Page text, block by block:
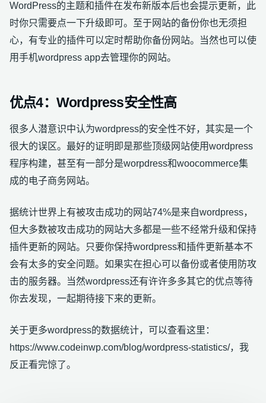
WordPress的主题和插件在发布新版本后也会提示更新，此
时你只需要点一下升级即可。至于网站的备份你也无须担
心，有专业的插件可以定时帮助你备份网站。当然也可以使
用手机wordpress app去管理你的网站。
优点4：Wordpress安全性高
很多人潜意识中认为wordpress的安全性不好，其实是一个
很大的误区。最好的证明即是那些顶级网站使用wordpress
程序构建，甚至有一部分是worpdress和woocommerce集
成的电子商务网站。
据统计世界上有被攻击成功的网站74%是来自wordpress，
但大多数被攻击成功的网站大多都是一些不经常升级和保持
插件更新的网站。只要你保持wordpress和插件更新基本不
会有太多的安全问题。如果实在担心可以备份或者使用防攻
击的服务器。当然wordpress还有许许多多其它的优点等待
你去发现，一起期待接下来的更新。
关于更多wordpress的数据统计，可以查看这里：
https://www.codeinwp.com/blog/wordpress-statistics/，我
反正看完惊了。